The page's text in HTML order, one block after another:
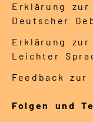
Erklärung
Deutscher
Erklärung
Leichter
Feedback
Folgen und